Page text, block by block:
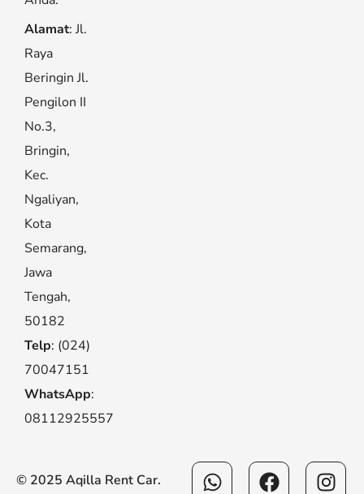
Alamat: Jl.
Raya
Beringin Jl.
Pengilon II
No.3,
Bringin,
Kec.
Ngaliyan,
Kota
Semarang,
Jawa
Tengah,
50182
Telp: (024)
70047151
WhatsApp:
08112925557
© 2025 Aqilla Rent Car.
WhatsappFacebook